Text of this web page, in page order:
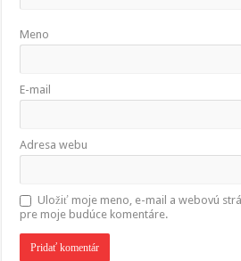
Meno
E-mail
Adresa webu
Uložiť moje meno, e-mail a webovú
pre moje budúce komentáre.